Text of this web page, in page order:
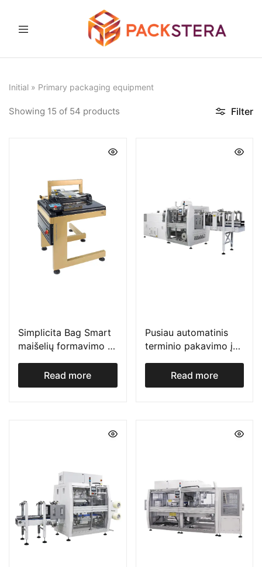
equipment
Initial » Primary packaging equipment
Filter
Showing 15 of 54 products
Simplicita Bag Smart
maišelių formavimo ir
Read more
Pusiau automatinis
terminio pakavimo į
Read more